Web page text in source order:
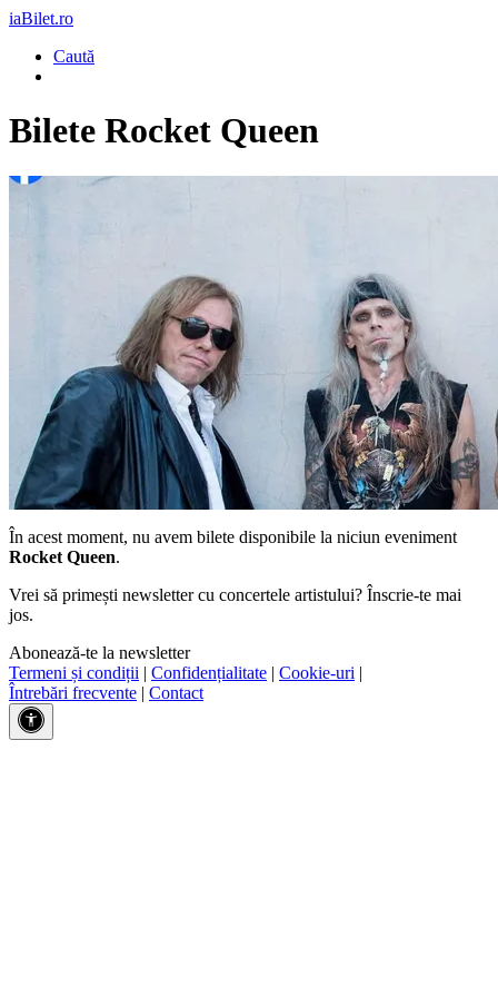
iaBilet.ro
Caută
Bilete Rocket Queen
În acest moment, nu avem bilete disponibile la niciun eveniment
Rocket Queen.
Vrei să primești newsletter cu concertele artistului? Înscrie-te mai
jos.
Abonează-te la newsletter
Termeni și condiții | Confidențialitate | Cookie-uri |
Întrebări frecvente | Contact